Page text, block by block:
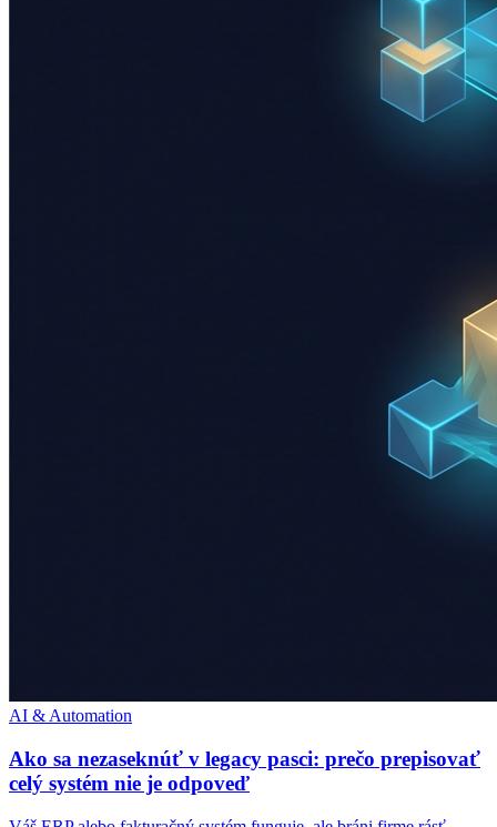
AI & Automation
Ako sa nezaseknúť v legacy pasci: prečo prepisovať
celý systém nie je odpoveď